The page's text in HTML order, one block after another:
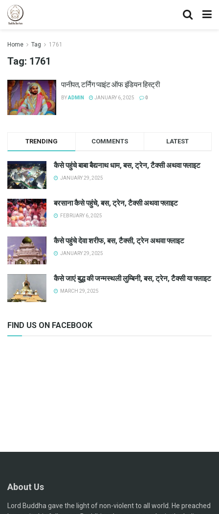
Home Tag 1761
Tag: 1761
पानीपत, टर्निंग प्वाइंट ऑफ इंडियन हिस्ट्री
BYADMIN JANUARY 6, 2025 0
TRENDING COMMENTS LATEST
कैसे पहुंचे बाबा बैद्यनाथ धाम, बस, ट्रेन, टैक्सी अथवा फ्लाइट
JANUARY 29, 2025
बरसाना कैसे पहुंचे, बस, ट्रेन, टैक्सी अथवा फ्लाइट
FEBRUARY 6, 2025
कैसे पहुंचे देवा शरीफ, बस, टैक्सी, ट्रेन अथवा फ्लाइट
JANUARY 29, 2025
कैसे जाएं बुद्ध की जन्मस्थली लुम्बिनी, बस, ट्रेन, टैक्सी या फ्लाइट
MARCH 29, 2025
FIND US ON FACEBOOK
About Us
Lord Buddha gave the light of non-violent to all world. He preached